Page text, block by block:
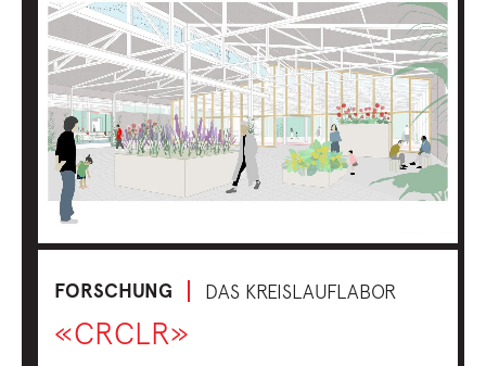
FORSCHUNG DAS KREISLAUFLABOR
«CRCLR»